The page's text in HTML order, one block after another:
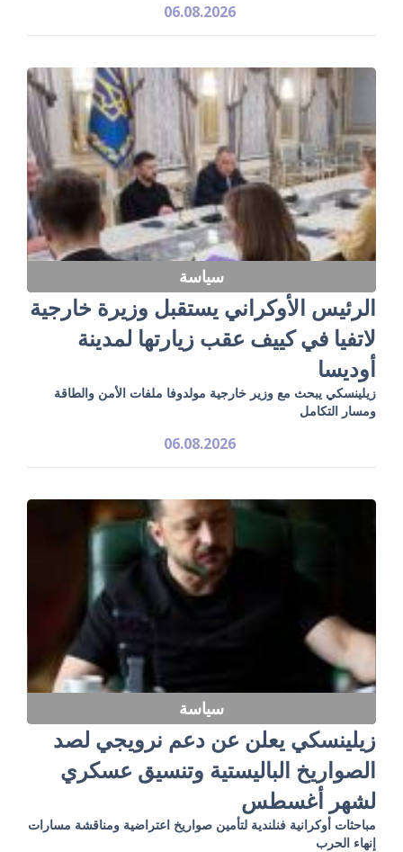
06.08.2026
سياسة
الرئيس الأوكراني يستقبل وزيرة خارجية
لاتفيا في كييف عقب زيارتها لمدينة
أوديسا
زيلينسكي يبحث مع وزير خارجية مولدوفا ملفات الأمن والطاقة
ومسار التكامل
06.08.2026
سياسة
زيلينسكي يعلن عن دعم نرويجي لصد
الصواريخ الباليستية وتنسيق عسكري
لشهر أغسطس
مباحثات أوكرانية فنلندية لتأمين صواريخ اعتراضية ومناقشة مسارات
إنهاء الحرب